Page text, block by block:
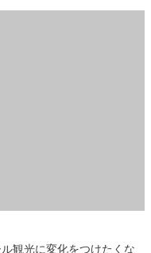
観光に変化をつけたくな